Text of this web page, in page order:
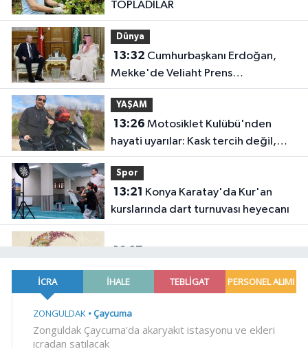
TOPLADILAR
Dünya
13:32
Mekke'de Veliaht Prens
Muhammed bin Selman ile görüştü
YAŞAM
13:26
hayati uyarılar: Kask tercih değil,
zorunluluktur
Spor
13:21
kurslarında dart turnuvası heyecanı
13:17
Bayramı minyatürle geleceğe
taşınacak
13:13 PLAJLAR BÖLGESİNDE İŞGALE